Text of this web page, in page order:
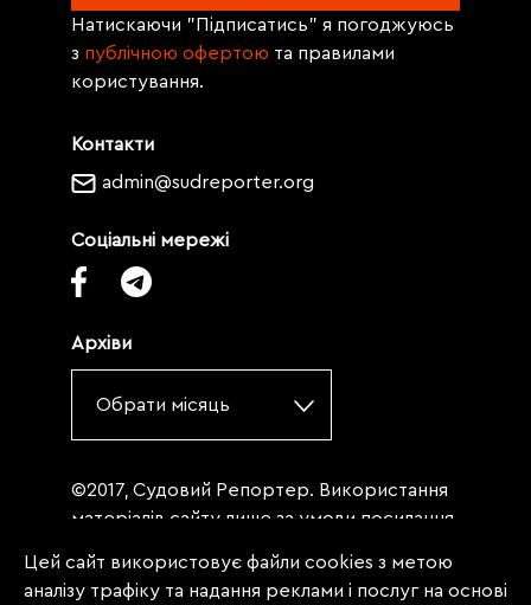
Контакти
admin@sudreporter.org
Соціальні мережі
Архіви
Обрати місяць
Натискаючи "Підписатись" я погоджуюсь
з публічною офертою та правилами
користування.
©2017, Судовий Репортер. Використання
матеріалів сайту лише за умови посилання
«Судовий репортер» не нижче третього
Цей сайт використовує файли cookies з метою
аналізу трафіку та надання реклами і послуг на основі